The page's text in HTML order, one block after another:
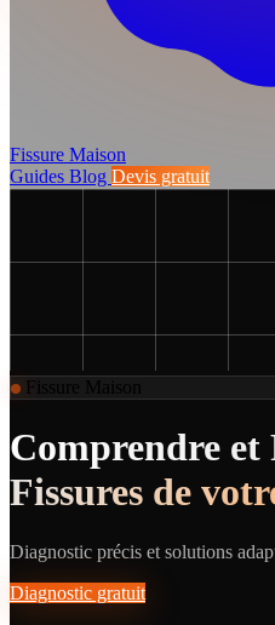
Fissure Maison
Guides Blog Devis gratuit
Comprendre et
Fissures de
Diagnostic précis et solutions
Diagnostic gratuit